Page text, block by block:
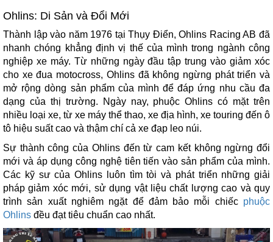
Ohlins: Di Sản và Đổi Mới
Thành lập vào năm 1976 tại Thụy Điển, Ohlins Racing AB đã
nhanh chóng khẳng định vị thế của mình trong ngành công
nghiệp xe máy. Từ những ngày đầu tập trung vào giảm xóc
cho xe đua motocross, Ohlins đã không ngừng phát triển và
mở rộng dòng sản phẩm của mình để đáp ứng nhu cầu đa
dạng của thị trường. Ngày nay, phuộc Ohlins có mặt trên
nhiều loại xe, từ xe máy thể thao, xe địa hình, xe touring đến ô
tô hiệu suất cao và thậm chí cả xe đạp leo núi.
Sự thành công của Ohlins đến từ cam kết không ngừng đổi
mới và áp dụng công nghệ tiên tiến vào sản phẩm của mình.
Các kỹ sư của Ohlins luôn tìm tòi và phát triển những giải
pháp giảm xóc mới, sử dụng vật liệu chất lượng cao và quy
trình sản xuất nghiêm ngặt để đảm bảo mỗi chiếc phuộc
Ohlins đều đạt tiêu chuẩn cao nhất.